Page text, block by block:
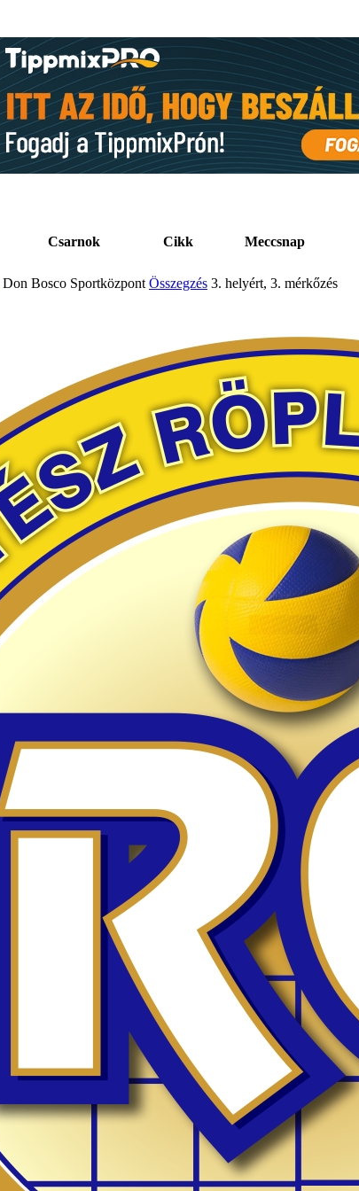
Csarnok Cikk Meccsnap
Don Bosco Sportközpont Összegzés 3. helyért, 3. mérkőzés